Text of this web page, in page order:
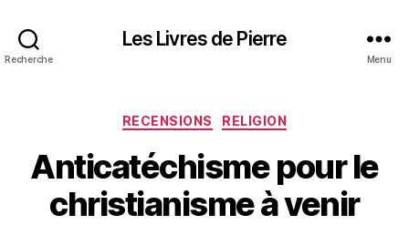
Recherche
Les Livres de Pierre
Menu
Catégories
RECENSIONS RELIGION
Anticatéchisme pour le
christianisme à venir